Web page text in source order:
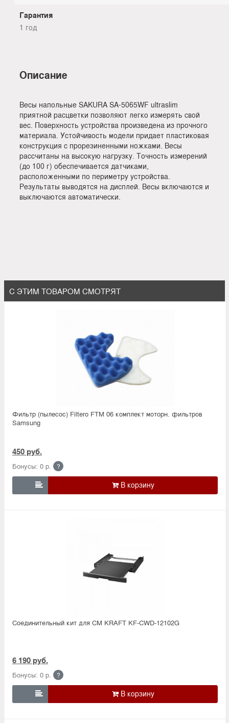
Гарантия
1 год
Описание
Весы напольные SAKURA SA-5065WF ultraslim
приятной расцветки позволяют легко измерять свой
вес. Поверхность устройства произведена из прочного
материала. Устойчивость модели придает пластиковая
конструкция с прорезиненными ножками. Весы
рассчитаны на высокую нагрузку. Точность измерений
(до 100 г) обеспечивается датчиками,
расположенными по периметру устройства.
Результаты выводятся на дисплей. Весы включаются и
выключаются автоматически.
С ЭТИМ ТОВАРОМ СМОТРЯТ
Фильтр (пылесос) Filtero FTM 06 комплект моторн. фильтров
Samsung
450 руб.
Бонусы: 0 р. ?

Соединительный кит для СМ KRAFT KF-CWD-12102G
6 190 руб.
Бонусы: 0 р. ?
